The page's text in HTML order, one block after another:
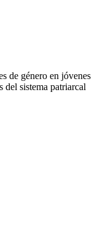
de género en jóvenes
del sistema patriarcal